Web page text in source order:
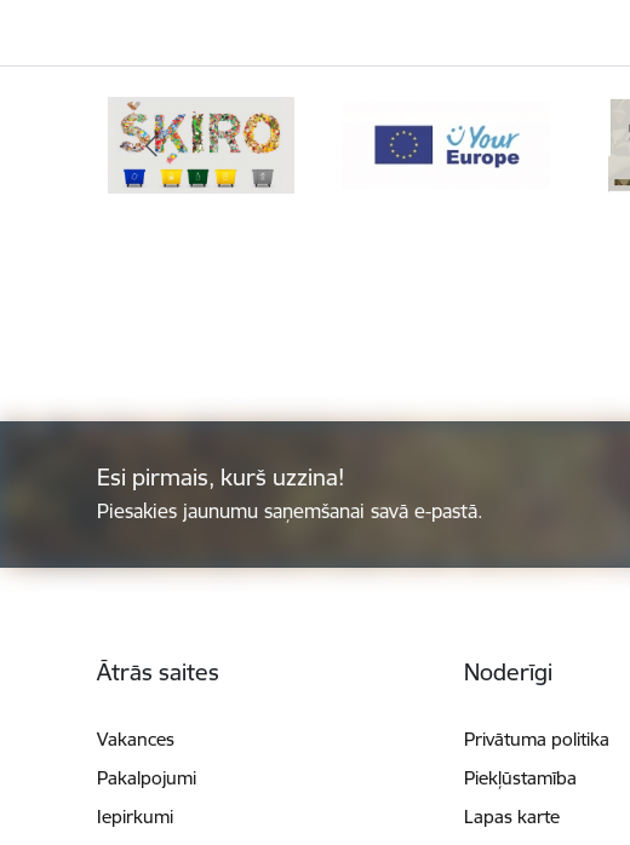
Esi pirmais, kurš uzzina!
Piesakies jaunumu saņemšanai savā e-pastā.
Ātrās saites
Vakances
Pakalpojumi
Iepirkumi
Noderīgi
Privātuma politika
Piekļūstamība
Lapas karte